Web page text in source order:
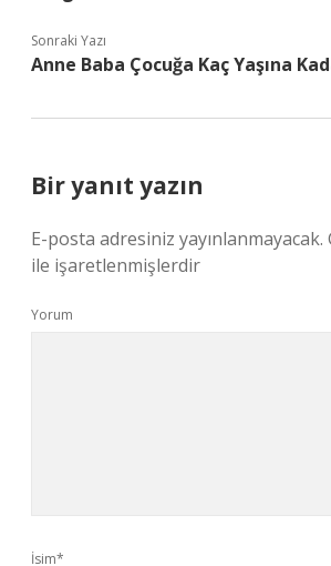
Sonraki Yazı
Anne Baba Çocuğa Kaç Yaşına
Bir yanıt yazın
E-posta adresiniz yayınlanmayacak.
ile işaretlenmişlerdir
Yorum
İsim*